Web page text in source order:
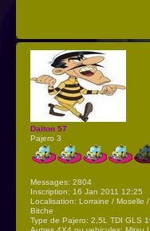
Dalton 57
Pajero 3
Messages: 2804
Inscription: 16 Jan 2011 12:25
Localisation: Lorraine / Moselle
Bitche
Type de Pajero: 2,5L TDI GLS